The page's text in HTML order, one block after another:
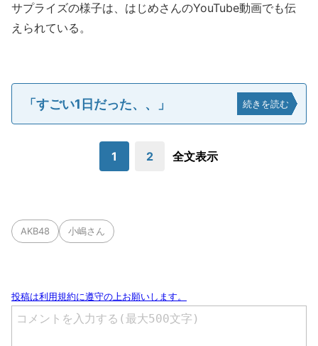
サプライズの様子は、はじめさんのYouTube動画でも伝
えられている。
「すごい1日だった、、」 続きを読む
1 2 全文表示
AKB48 小嶋さん